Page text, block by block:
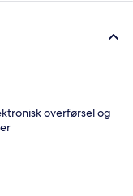
overførsel og